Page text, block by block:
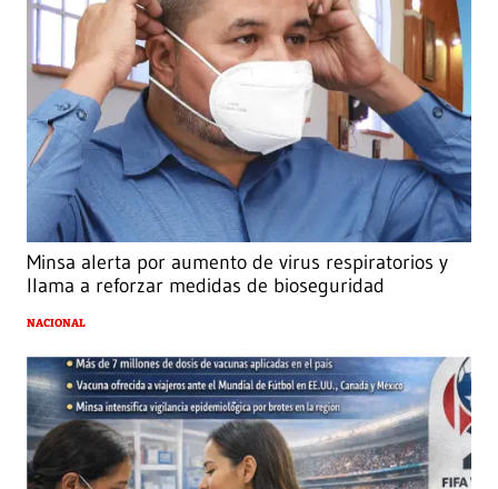
Minsa alerta por aumento de virus respiratorios y
llama a reforzar medidas de bioseguridad
NACIONAL